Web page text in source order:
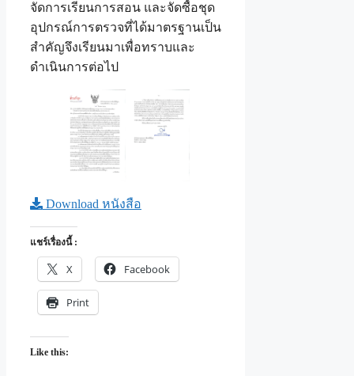
จัดการเรียนการสอน และจัดซื้อชุด
อุปกรณ์การตรวจที่ได้มาตรฐานเป็น
สำคัญจึงเรียนมาเพื่อทราบและ
ดำเนินการต่อไป
Download หนังสือ
แชร์เรื่องนี้ :
X Facebook
Print
Like this: